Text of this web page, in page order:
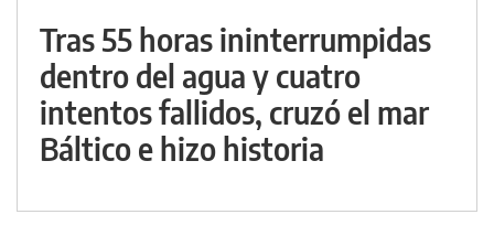
Tras 55 horas ininterrumpidas
dentro del agua y cuatro
intentos fallidos, cruzó el mar
Báltico e hizo historia